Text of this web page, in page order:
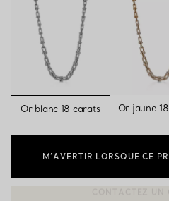
sélectionnés
Or blanc 18 carats Or jaune
M’AVERTIR LORSQUE CE